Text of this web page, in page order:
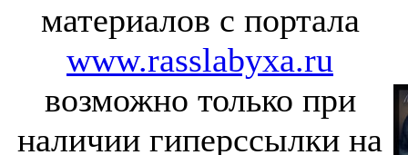
материалов с портала
www.rasslabyxa.ru
возможно только при
наличии гиперссылки на